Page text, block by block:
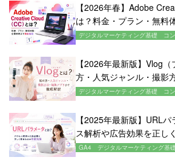
【2026年春】Adobe
は？料金・プラン・無料
解説
デジタルマーケティング基礎 コ
【2026年最新版】Vlog
方・人気ジャンル・撮影
底解説
デジタルマーケティング基礎 コ
【2025年最新版】URL
ス解析や広告効果を正し
GA4 デジタルマーケティング基礎